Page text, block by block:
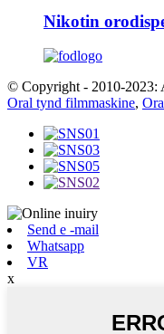
Nikotin
© Copyright - 2010-2023:
Oral tynd filmmaskine,
Send e -mail
Whatsapp
VR
x